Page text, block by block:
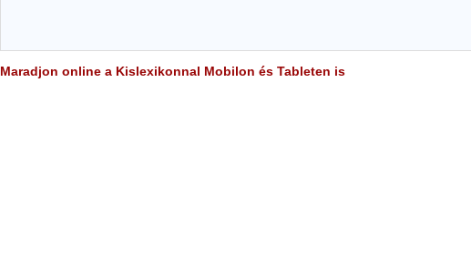
Maradjon online a Kislexikonnal Mobilon és Tableten is